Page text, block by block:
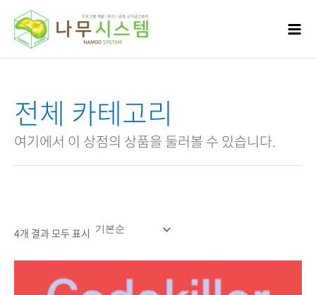
콘텐츠로
건너뛰기
전체 카테고리
여기에서 이 상점의 상품을 둘러볼 수 있습니다.
4개 결과 모두 표시